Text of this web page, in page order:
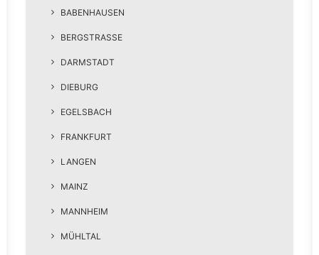
BABENHAUSEN
BERGSTRASSE
DARMSTADT
DIEBURG
EGELSBACH
FRANKFURT
LANGEN
MAINZ
MANNHEIM
MÜHLTAL